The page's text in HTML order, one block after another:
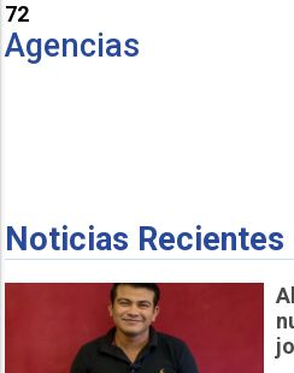
72
Agencias
Noticias Recientes